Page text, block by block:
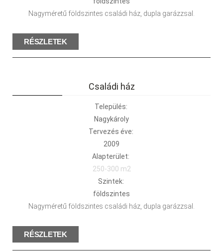
Nagyméretű földszintes családi ház, dupla garázzsal.
RÉSZLETEK
Családi ház
Település:
Nagykároly
Tervezés éve:
2009
Alapterület:
250-300 m2
Szintek:
földszintes
Nagyméretű földszintes családi ház, dupla garázzsal.
RÉSZLETEK